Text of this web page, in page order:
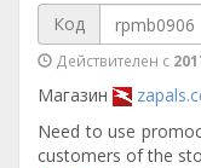
Код
Действителен с
Магазин
Need to use
customers of the